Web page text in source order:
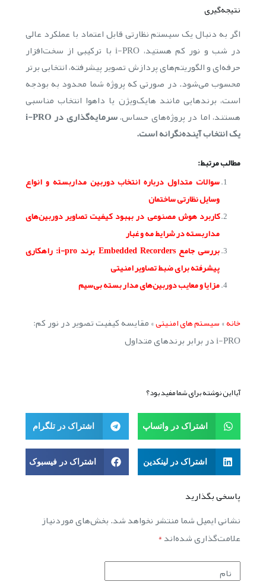
نتیجه‌گیری
اگر به دنبال یک سیستم نظارتی قابل اعتماد با عملکرد عالی
در شب و نور کم هستید، i-PRO با ترکیبی از سخت‌افزار
حرفه‌ای و الگوریتم‌های پردازش تصویر پیشرفته، انتخابی برتر
محسوب می‌شود. در صورتی که پروژه شما محدود به بودجه
است، برندهایی مانند هایک‌ویژن یا داهوا انتخاب مناسبی
هستند، اما در پروژه‌های حساس،
سرمایه‌گذاری در i-PRO
یک انتخاب آینده‌نگرانه است.
مطالب مرتبط:
سوالات متداول درباره انتخاب دوربین مداربسته و انواع
وسایل نظارتی ساختمان
کاربرد هوش مصنوعی در بهبود کیفیت تصاویر دوربین‌های
مداربسته در شرایط مه و غبار
بررسی جامع Embedded Recorders برند i-pro: راهکاری
پیشرفته برای ضبط تصاویر امنیتی
مزایا و معایب دوربین‌های مدار بسته بی‌سیم
خانه»سیستم های امنیتی»مقایسه کیفیت تصویر در نور کم:
i-PRO در برابر برندهای متداول
آیا این نوشته برای شما مفید بود؟
اشتراک در واتساپ اشتراک در تلگرام
اشتراک در لینکدین اشتراک در فیسبوک
پاسخی بگذارید
نشانی ایمیل شما منتشر نخواهد شد.بخش‌های موردنیاز
علامت‌گذاری شده‌اند*
نام